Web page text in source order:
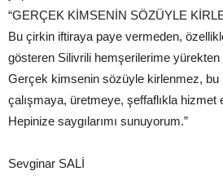
“GERÇEK KİMSENİN SÖZÜYLE
Bu çirkin iftiraya paye vermeden,
gösteren Silivrili hemşerilerime
Gerçek kimsenin sözüyle kirlenmez, bu
çalışmaya, üretmeye, şeffaflıkla
Hepinize saygılarımı sunuyorum.”
Sevginar SALİ